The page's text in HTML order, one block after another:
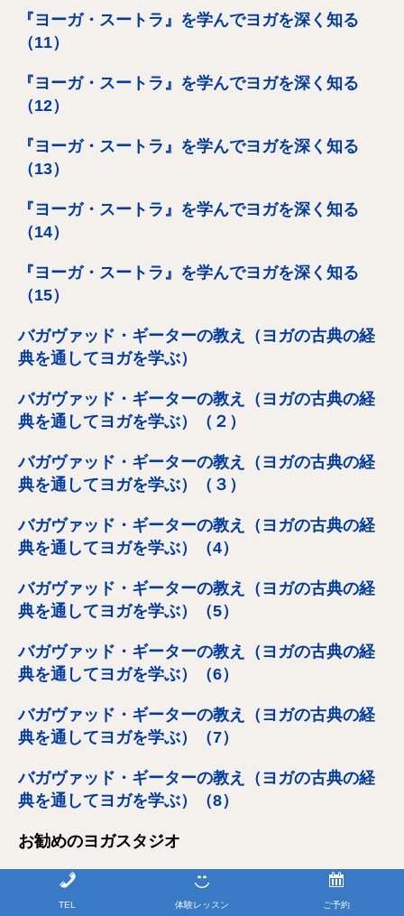
『ヨーガ・スートラ』を学んでヨガを深く知る
（11）
『ヨーガ・スートラ』を学んでヨガを深く知る
（12）
『ヨーガ・スートラ』を学んでヨガを深く知る
（13）
『ヨーガ・スートラ』を学んでヨガを深く知る
（14）
『ヨーガ・スートラ』を学んでヨガを深く知る
（15）
バガヴァッド・ギーターの教え（ヨガの古典の経
典を通してヨガを学ぶ）
バガヴァッド・ギーターの教え（ヨガの古典の経
典を通してヨガを学ぶ）（２）
バガヴァッド・ギーターの教え（ヨガの古典の経
典を通してヨガを学ぶ）（３）
バガヴァッド・ギーターの教え（ヨガの古典の経
典を通してヨガを学ぶ）（4）
バガヴァッド・ギーターの教え（ヨガの古典の経
典を通してヨガを学ぶ）（5）
バガヴァッド・ギーターの教え（ヨガの古典の経
典を通してヨガを学ぶ）（6）
バガヴァッド・ギーターの教え（ヨガの古典の経
典を通してヨガを学ぶ）（7）
バガヴァッド・ギーターの教え（ヨガの古典の経
典を通してヨガを学ぶ）（8）
お勧めのヨガスタジオ
ヨガを定期的にレッスンしたい方や、豊富なバリエーションから
ピラティス だけで無く、ボクササイズ キックボクササイ
TEL 体験レッスン ご予約